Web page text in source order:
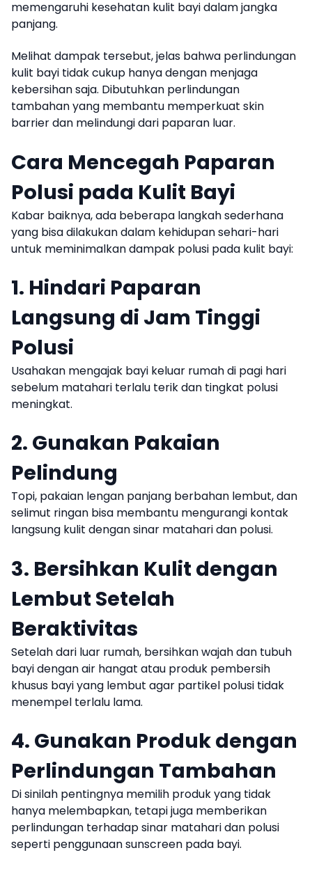
memengaruhi kesehatan kulit bayi dalam jangka
panjang.
Melihat dampak tersebut, jelas bahwa perlindungan
kulit bayi tidak cukup hanya dengan menjaga
kebersihan saja. Dibutuhkan perlindungan
tambahan yang membantu memperkuat skin
barrier dan melindungi dari paparan luar.
Cara Mencegah Paparan
Polusi pada Kulit Bayi
Kabar baiknya, ada beberapa langkah sederhana
yang bisa dilakukan dalam kehidupan sehari-hari
untuk meminimalkan dampak polusi pada kulit bayi:
1. Hindari Paparan
Langsung di Jam Tinggi
Polusi
Usahakan mengajak bayi keluar rumah di pagi hari
sebelum matahari terlalu terik dan tingkat polusi
meningkat.
2. Gunakan Pakaian
Pelindung
Topi, pakaian lengan panjang berbahan lembut, dan
selimut ringan bisa membantu mengurangi kontak
langsung kulit dengan sinar matahari dan polusi.
3. Bersihkan Kulit dengan
Lembut Setelah
Beraktivitas
Setelah dari luar rumah, bersihkan wajah dan tubuh
bayi dengan air hangat atau produk pembersih
khusus bayi yang lembut agar partikel polusi tidak
menempel terlalu lama.
4. Gunakan Produk dengan
Perlindungan Tambahan
Di sinilah pentingnya memilih produk yang tidak
hanya melembapkan, tetapi juga memberikan
perlindungan terhadap sinar matahari dan polusi
seperti penggunaan sunscreen pada bayi.